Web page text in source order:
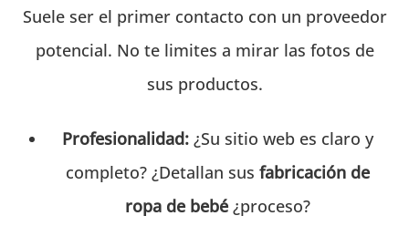
Suele ser el primer contacto con un proveedor
potencial. No te limites a mirar las fotos de
sus productos.
Profesionalidad:¿Su sitio web es claro y
completo? ¿Detallan sus fabricación de
ropa de bebé¿proceso?